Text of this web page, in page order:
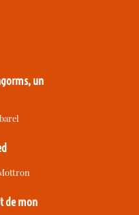
un
de mon